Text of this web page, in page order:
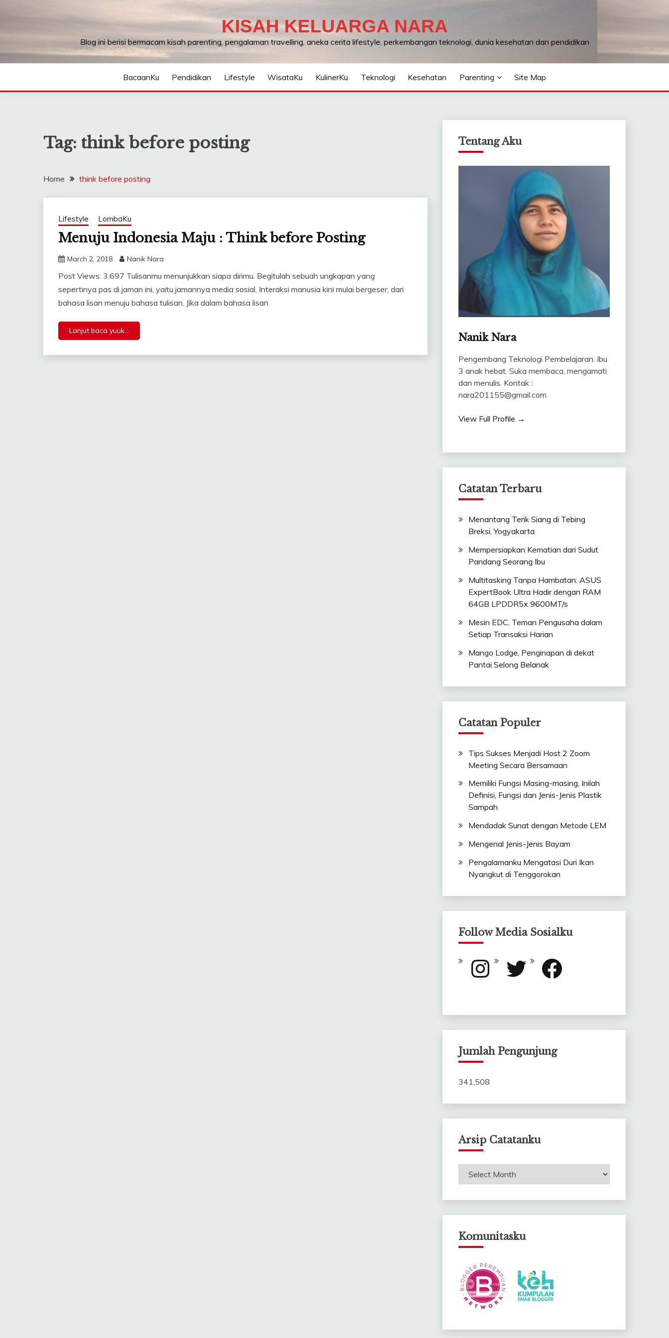
KISAH KELUARGA NARA
Blog ini berisi bermacam kisah parenting, pengalaman travelling, aneka cerita lifestyle, perkembangan teknologi, dunia kesehatan dan pendidikan
BacaanKu Pendidikan Lifestyle WisataKu KulinerKu Teknologi Kesehatan Parenting Site Map
Tag: think before posting
Home think before posting
Lifestyle LombaKu
Menuju Indonesia Maju : Think before Posting
March 2, 2018 Nanik Nara
Post Views: 3,697 Tulisanmu menunjukkan siapa dirimu. Begitulah sebuah ungkapan yang
sepertinya pas di jaman ini, yaitu jamannya media sosial. Interaksi manusia kini mulai bergeser, dari
bahasa lisan menuju bahasa tulisan. Jika dalam bahasa lisan
Lanjut baca yuuk...
Tentang Aku
Nanik Nara
Pengembang Teknologi Pembelajaran. Ibu
3 anak hebat. Suka membaca, mengamati
dan menulis. Kontak :
nara201155@gmail.com
View Full Profile →
Catatan Terbaru
Menantang Terik Siang di Tebing
Breksi, Yogyakarta
Mempersiapkan Kematian dari Sudut
Pandang Seorang Ibu
Multitasking Tanpa Hambatan: ASUS
ExpertBook Ultra Hadir dengan RAM
64GB LPDDR5x 9600MT/s
Mesin EDC, Teman Pengusaha dalam
Setiap Transaksi Harian
Mango Lodge, Penginapan di dekat
Pantai Selong Belanak
Catatan Populer
Tips Sukses Menjadi Host 2 Zoom
Meeting Secara Bersamaan
Memiliki Fungsi Masing-masing, Inilah
Definisi, Fungsi dan Jenis-Jenis Plastik
Sampah
Mendadak Sunat dengan Metode LEM
Mengenal Jenis-Jenis Bayam
Pengalamanku Mengatasi Duri Ikan
Nyangkut di Tenggorokan
Follow Media Sosialku
Instagram Twitter Facebook
Jumlah Pengunjung
341,508
Arsip Catatanku
Arsip
Komunitasku